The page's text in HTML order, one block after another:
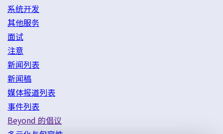
系统开发
其他服务
面试
注意
新闻列表
新闻稿
媒体报道列表
事件列表
Beyond 的倡议